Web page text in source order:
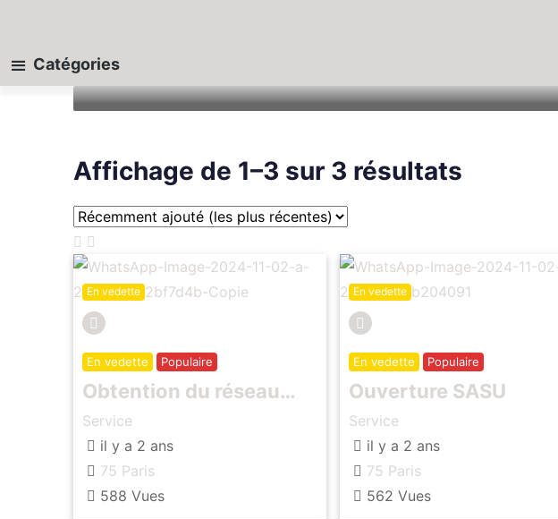
Catégories
Affichage de 1–3 sur 3 résultats
En vedette
En vedette Populaire
Obtention du réseau
d’eau et d’électricité sur
votre terrain
Service
il y a 2 ans
75 Paris
588 Vues
En vedette
En vedette Populaire
Ouverture SASU
Service
il y a 2 ans
75 Paris
562 Vues